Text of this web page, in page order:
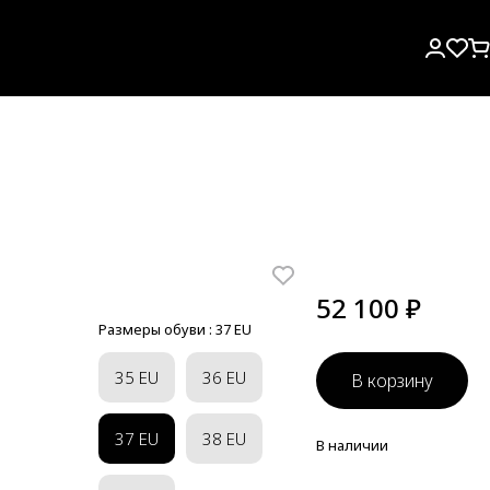
Размеры обуви : 37 EU
35 EU 36 EU
37 EU 38 EU
52 100 ₽
В корзину
В наличии